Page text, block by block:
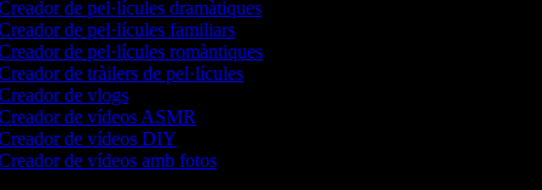
de pel·lícules dramàtiques
de pel·lícules familiars
de pel·lícules romàntiques
de tràilers de pel·lícules
de vlogs
de vídeos ASMR
de vídeos DIY
de vídeos amb fotos